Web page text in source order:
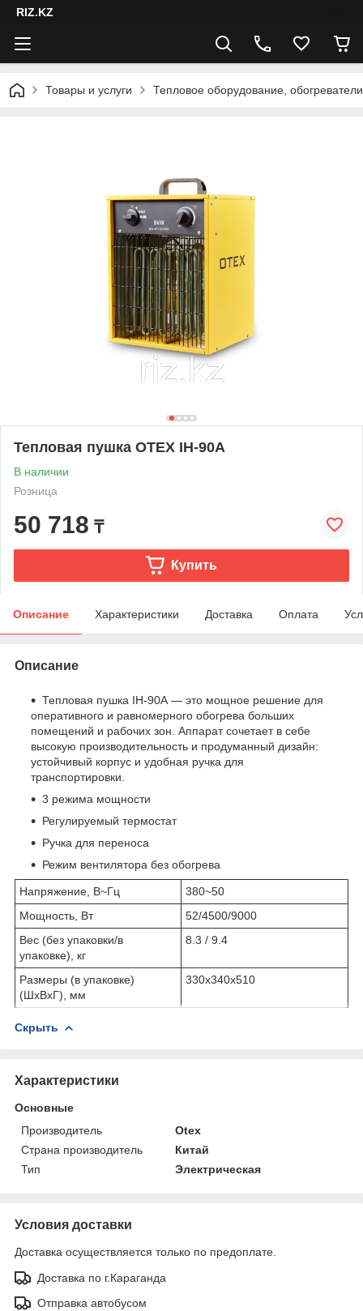
RIZ.KZ
Товары и услуги Тепловое оборудование, обогреватели
Тепловая пушка OTEX IH-90A
В наличии
Розница
50 718 ₸
Купить
Описание Характеристики Доставка Оплата
Описание
Тепловая пушка IH-90A — это мощное решение для
оперативного и равномерного обогрева больших
помещений и рабочих зон. Аппарат сочетает в себе
высокую производительность и продуманный дизайн:
устойчивый корпус и удобная ручка для
транспортировки.
3 режима мощности
Регулируемый термостат
Ручка для переноса
Режим вентилятора без обогрева
Напряжение, В~Гц
380~50
Мощность, Вт
52/4500/9000
Вес (без упаковки/в
упаковке), кг
8.3 / 9.4
Размеры (в упаковке)
(ШхВхГ), мм
330х340х510
Скрыть
Характеристики
Основные
Производитель
Otex
Страна производитель
Китай
Тип
Электрическая
Условия доставки
Доставка осуществляется только по предоплате.
Доставка по г.Караганда
Отправка автобусом